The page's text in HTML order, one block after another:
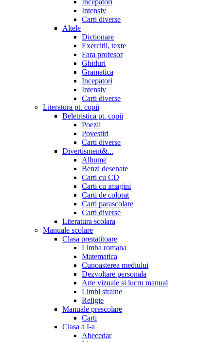
Incepatori
Intensiv
Carti diverse
Altele
Dictionare
Exercitii, texte
Fara profesor
Ghiduri
Gramatica
Incepatori
Intensiv
Carti diverse
Literatura pt. copii
Beletristica pt. copii
Poezii
Povestiri
Carti diverse
Divertisment&...
Albume
Benzi desenate
Carti cu CD
Carti cu imagini
Carti de colorat
Carti parascolare
Carti diverse
Literatura scolara
Manuale scolare
Clasa pregatitoare
Limba romana
Matematica
Cunoasterea mediului
Dezvoltare personala
Arte vizuale si lucru manual
Limbi straine
Religie
Manuale prescolare
Carti
Clasa a I-a
Abecedar